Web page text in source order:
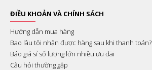
ĐIỀU KHOẢN VÀ CHÍNH SÁCH
Hướng dẫn mua hàng
Bao lâu tôi nhận được hàng sau khi thanh toán?
Báo giá sỉ số lượng lớn nhiều ưu đãi
Câu hỏi thường gặp